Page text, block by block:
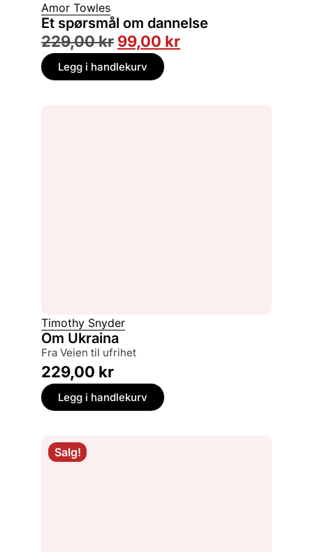
Amor Towles
Et spørsmål om dannelse
229,00kr 99,00 kr
Legg i handlekurv
Timothy Snyder
Om Ukraina
fra Veien til ufrihet
229,00 kr
Legg i handlekurv
Salg!